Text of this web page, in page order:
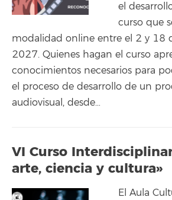
el
curso que
modalidad online entre el 2 y 18
2027. Quienes hagan el curso
conocimientos necesarios para
el proceso de desarrollo de un
audiovisual, desde…
VI Curso
arte, ciencia y cultura»
El Aula